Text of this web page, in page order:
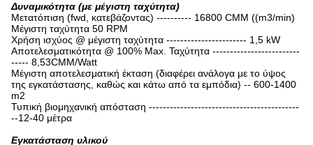
Δυναμικότητα (με μέγιστη ταχύτητα)
Μετατόπιση (fwd, κατεβάζοντας) ---------- 16800 CMM ((m3/min)
Μέγιστη ταχύτητα 50 RPM
Χρήση ισχύος @ μέγιστη ταχύτητα ----------------------- 1,5 kW
Αποτελεσματικότητα @ 100% Max. Ταχύτητα -------------------------
----- 8,53CMM/Watt
Μέγιστη αποτελεσματική έκταση (διαφέρει ανάλογα με το ύψος
της εγκατάστασης, καθώς και κάτω από τα εμπόδια) -- 600-1400
m2
Τυπική βιομηχανική απόσταση -------------------------------------------
--12-40 μέτρα
Εγκατάσταση υλικού